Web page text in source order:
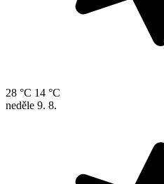
28 °C 14 °C
neděle 9. 8.